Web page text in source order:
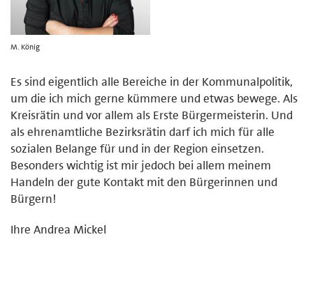
M. König
Es sind eigentlich alle Bereiche in der Kommunalpolitik,
um die ich mich gerne kümmere und etwas bewege. Als
Kreisrätin und vor allem als Erste Bürgermeisterin. Und
als ehrenamtliche Bezirksrätin darf ich mich für alle
sozialen Belange für und in der Region einsetzen.
Besonders wichtig ist mir jedoch bei allem meinem
Handeln der gute Kontakt mit den Bürgerinnen und
Bürgern!
Ihre Andrea Mickel